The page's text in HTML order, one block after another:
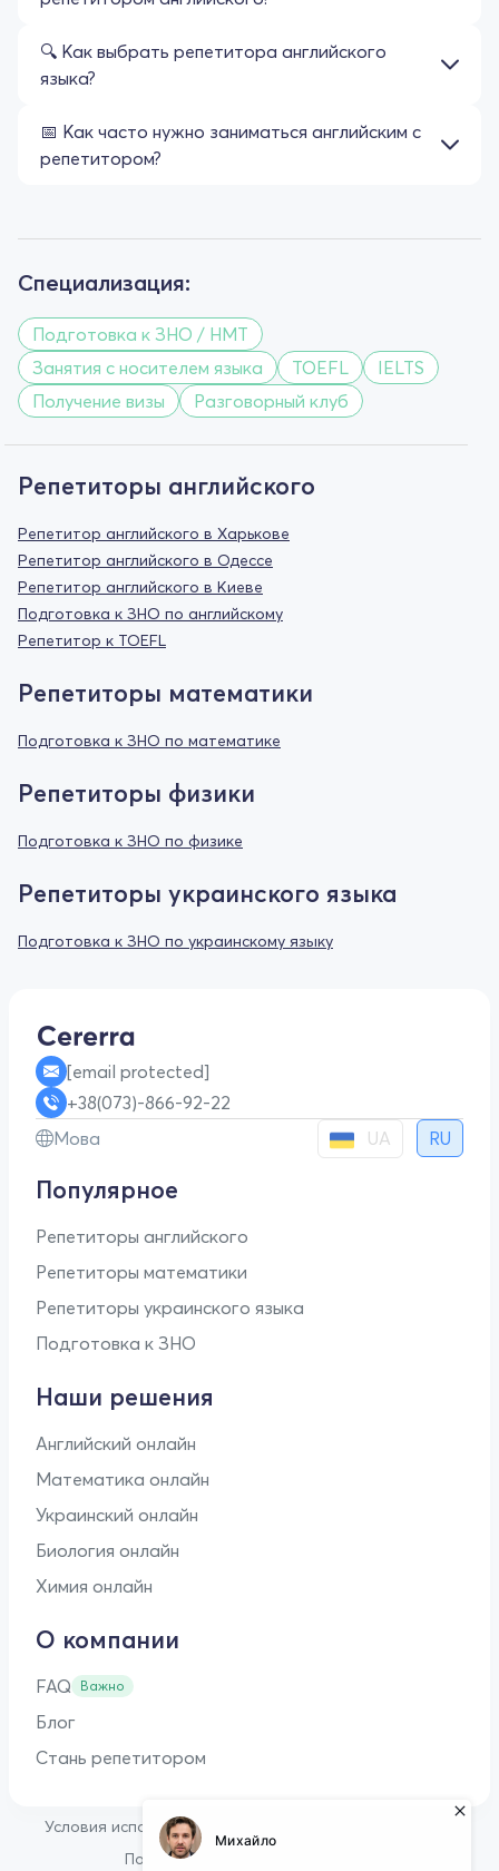
🔍 Как выбрать репетитора английского
языка?
📅 Как часто нужно заниматься английским с
репетитором?
Специализация:
Подготовка к ЗНО / НМТ
Занятия с носителем языка
TOEFL
IELTS
Получение визы
Разговорный клуб
Репетиторы английского
Репетитор английского в Харькове
Репетитор английского в Одессе
Репетитор английского в Киеве
Подготовка к ЗНО по английскому
Репетитор к TOEFL
Репетиторы математики
Подготовка к ЗНО по математике
Репетиторы физики
Подготовка к ЗНО по физике
Репетиторы украинского языка
Подготовка к ЗНО по украинскому языку
[email protected]
+38(073)-866-92-22
Мова
UA RU
Популярное
Репетиторы английского
Репетиторы математики
Репетиторы украинского языка
Подготовка к ЗНО
Наши решения
Английский онлайн
Математика онлайн
Украинский онлайн
Биология онлайн
Химия онлайн
О компании
FAQ Важно
Блог
Стань репетитором
Условия использования
Политика конфиденциальности